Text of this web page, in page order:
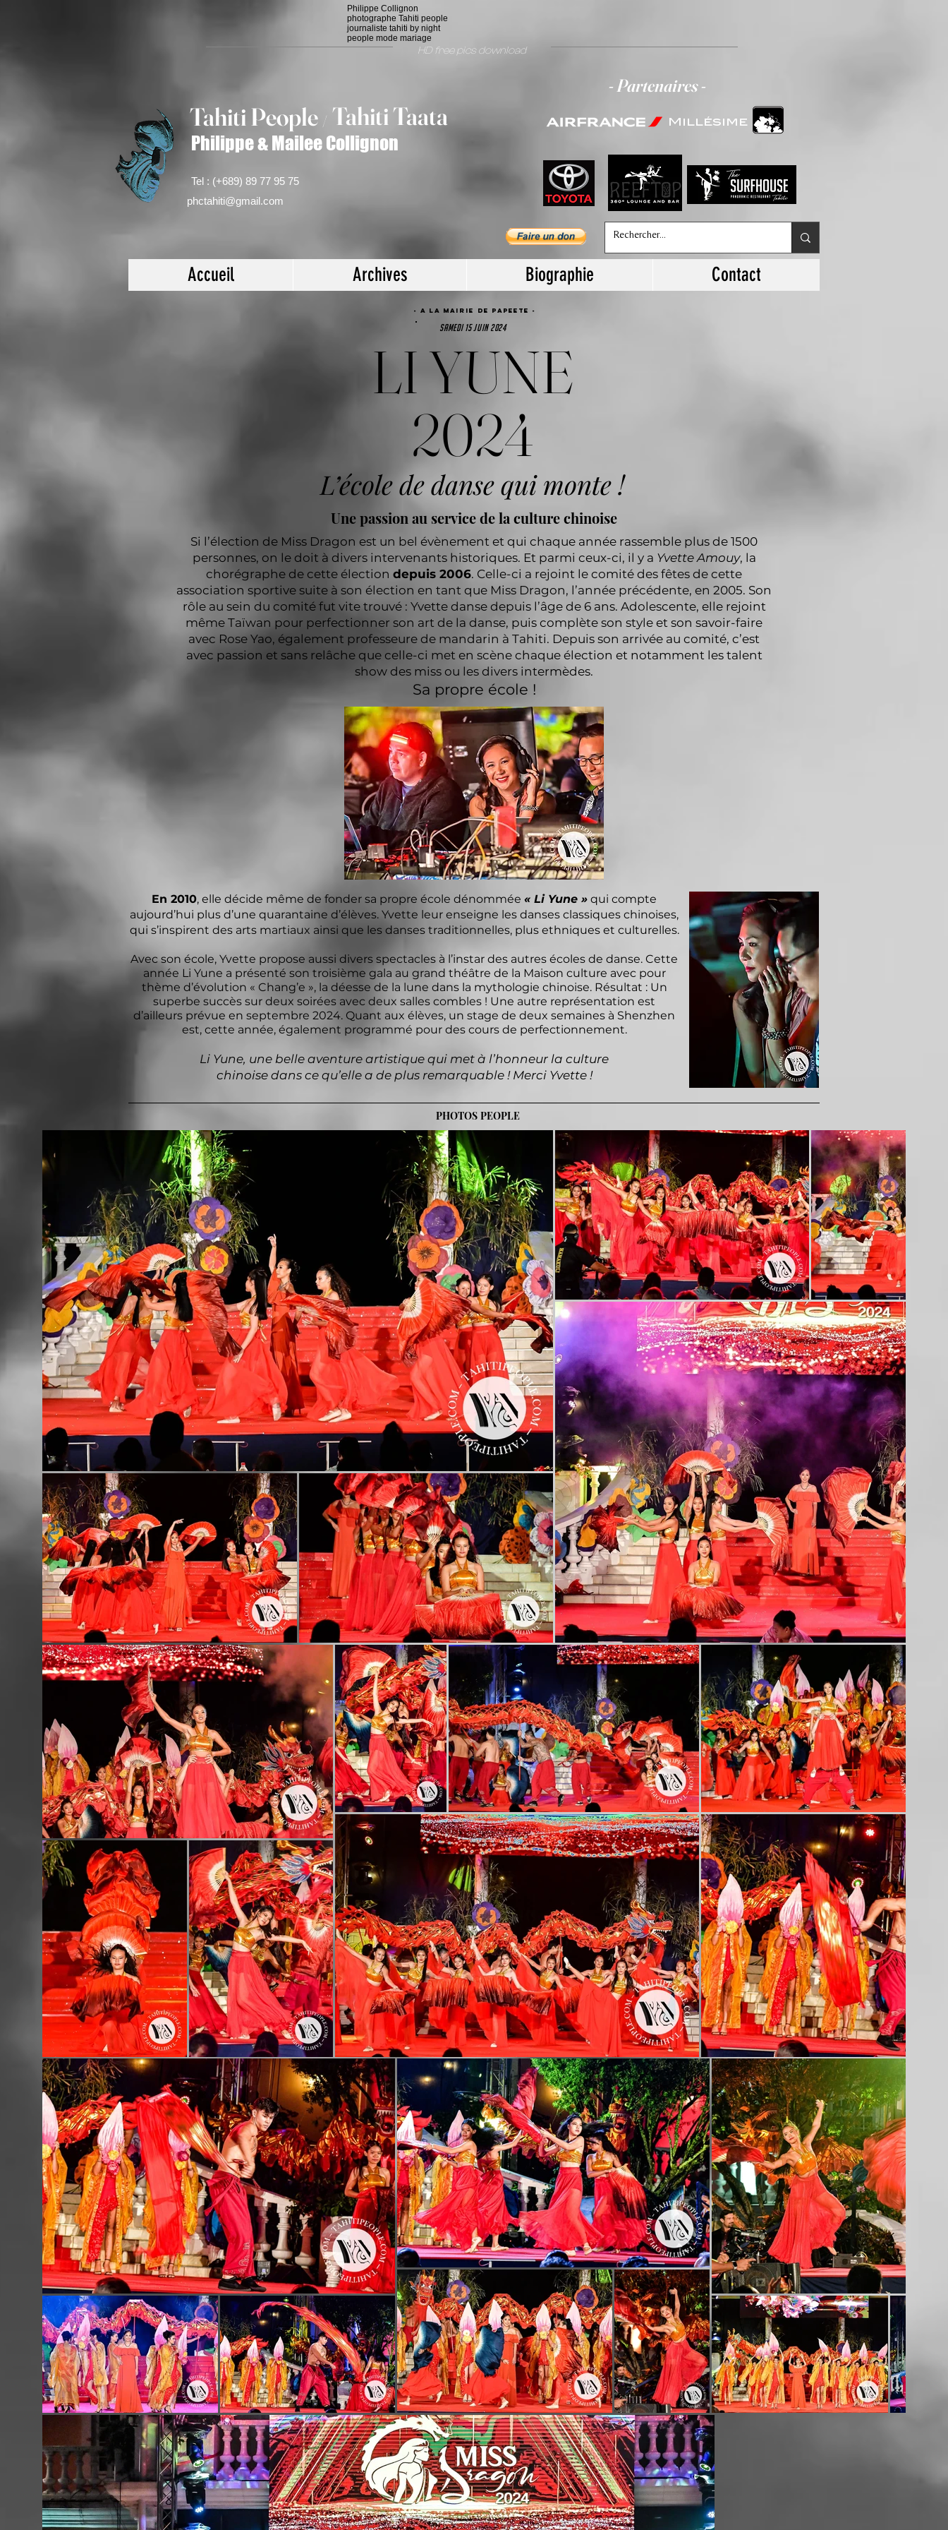
Philippe Collignon
photographe Tahiti people
journaliste tahiti by night
people mode mariage
HD free pics download
Tahiti People /
Philippe & Mailee Collignon
Tel : (+689) 89 77 95 75
phctahiti@gmail.com
- Partenaires -
Millésime
Tahiti Taata
Accueil Archives Biographie Contact
- A la mairie de papeete -
samedi 15 juin 2024
LI YUNE
2024
L’école de danse qui monte !
Une passion au service de la culture chinoise
Si l’élection de Miss Dragon est un bel évènement et qui chaque année rassemble plus de 1500
personnes, on le doit à divers intervenants historiques. Et parmi ceux-ci, il y a Yvette Amouy, la
chorégraphe de cette élection depuis 2006. Celle-ci a rejoint le comité des fêtes de cette
association sportive suite à son élection en tant que Miss Dragon, l’année précédente, en 2005. Son
rôle au sein du comité fut vite trouvé : Yvette danse depuis l’âge de 6 ans. Adolescente, elle rejoint
même Taïwan pour perfectionner son art de la danse, puis complète son style et son savoir-faire
avec Rose Yao, également professeure de mandarin à Tahiti. Depuis son arrivée au comité, c’est
avec passion et sans relâche que celle-ci met en scène chaque élection et notamment les talent
show des miss ou les divers intermèdes.
Sa propre école !
En 2010, elle décide même de fonder sa propre école dénommée « Li Yune » qui compte
aujourd’hui plus d’une quarantaine d’élèves. Yvette leur enseigne les danses classiques chinoises,
qui s’inspirent des arts martiaux ainsi que les danses traditionnelles, plus ethniques et culturelles.
Avec son école, Yvette propose aussi divers spectacles à l’instar des autres écoles de danse. Cette
année Li Yune a présenté son troisième gala au grand théâtre de la Maison culture avec pour
thème d’évolution « Chang’e », la déesse de la lune dans la mythologie chinoise. Résultat : Un
superbe succès sur deux soirées avec deux salles combles ! Une autre représentation est
d’ailleurs prévue en septembre 2024. Quant aux élèves, un stage de deux semaines à Shenzhen
est, cette année, également programmé pour des cours de perfectionnement.
Li Yune, une belle aventure artistique qui met à l’honneur la culture
chinoise dans ce qu’elle a de plus remarquable ! Merci Yvette !
PHOTOS PEOPLE